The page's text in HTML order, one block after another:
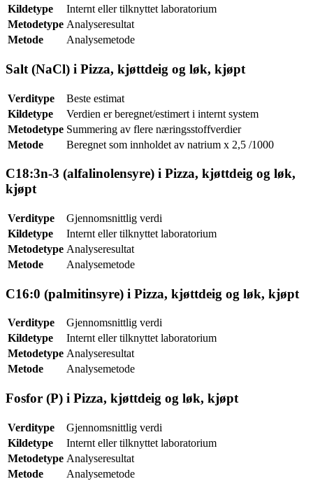
Kildetype
Internt eller tilknyttet laboratorium
Metodetype Analyseresultat
Metode
Analysemetode
Salt (NaCl) i Pizza, kjøttdeig og løk, kjøpt
Verditype
Beste estimat
Kildetype
Verdien er beregnet/estimert i internt system
Metodetype Summering av flere næringsstoffverdier
Metode
Beregnet som innholdet av natrium x 2,5 /1000
C18:3n-3 (alfalinolensyre) i Pizza, kjøttdeig og løk,
kjøpt
Verditype
Gjennomsnittlig verdi
Kildetype
Internt eller tilknyttet laboratorium
Metodetype Analyseresultat
Metode
Analysemetode
C16:0 (palmitinsyre) i Pizza, kjøttdeig og løk, kjøpt
Verditype
Gjennomsnittlig verdi
Kildetype
Internt eller tilknyttet laboratorium
Metodetype Analyseresultat
Metode
Analysemetode
Fosfor (P) i Pizza, kjøttdeig og løk, kjøpt
Verditype
Gjennomsnittlig verdi
Kildetype
Internt eller tilknyttet laboratorium
Metodetype Analyseresultat
Metode
Analysemetode